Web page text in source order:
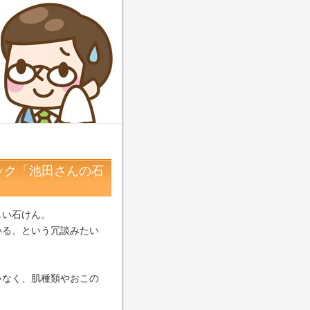
「池田さんの石
石けん。
、という冗談みたい
く、肌種類やおこの